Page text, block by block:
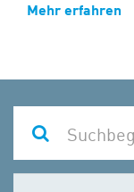
Mehr erfahren